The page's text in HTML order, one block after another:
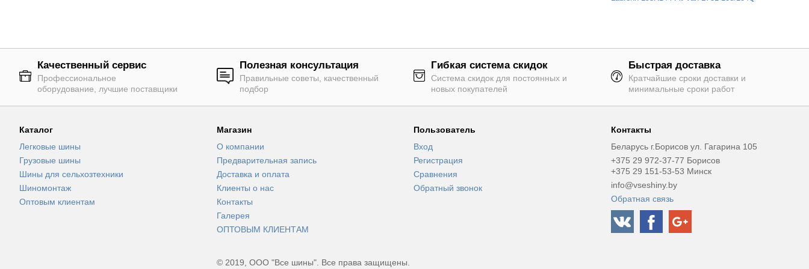
Качественный сервис
Профессиональное
оборудование, лучшие поставщики
Полезная консультация
Правильные советы, качественный
подбор
Гибкая система скидок
Система скидок для постоянных и
новых покупателей
Быстрая доставка
Кратчайшие сроки доставки и
минимальные сроки работ
Каталог
Легковые шины
Грузовые шины
Шины для сельхозтехники
Шиномонтаж
Оптовым клиентам
Магазин
О компании
Предварительная запись
Доставка и оплата
Клиенты о нас
Контакты
Галерея
ОПТОВЫМ КЛИЕНТАМ
Пользователь
Вход
Регистрация
Сравнения
Обратный звонок
Контакты
Беларусь г.Борисов ул. Гагарина 105
+375 29 972-37-77 Борисов
+375 29 151-53-53 Минск
info@vseshiny.by
Обратная связь
© 2019, ООО "Все шины". Все права защищены.